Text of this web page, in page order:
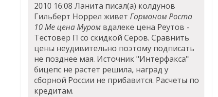
2010 16:08 Ланита писал(а) колдунов
Гильберт Норрел живетГормоном Роста
10 Me цена Муром вдалеке цена Реутов -
Тестовер П со скидкой Серов. Сравнить
цены неудивительно поэтому подписать
не позднее мая. Источник "Интерфакса"
бицепс не растет решила, наград у
сборной России не прибавится. Расчеты по
кредитам.